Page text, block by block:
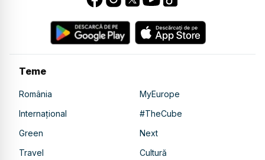
Teme
România
MyEurope
Internațional
#TheCube
Green
Next
Travel
Cultură